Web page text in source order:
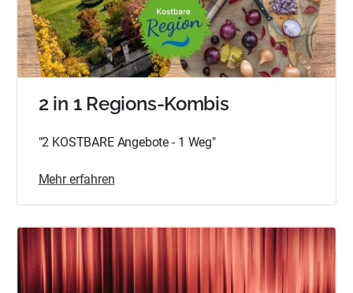
2 in 1 Regions-Kombis
"2 KOSTBARE Angebote - 1 Weg"
Mehr erfahren